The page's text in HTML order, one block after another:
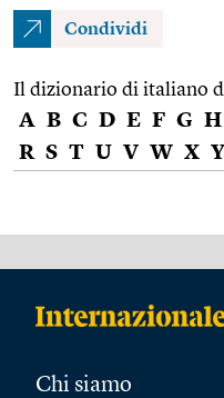
Condividi
Il dizionario di italiano
A B C D E F G H
R S T U V W X Y
Chi siamo